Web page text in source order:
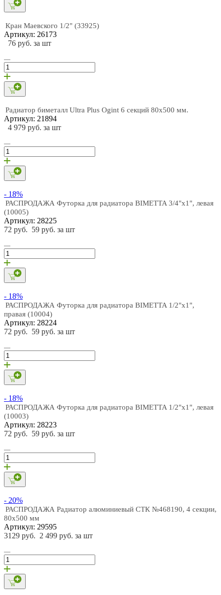
Кран Маевского 1/2" (33925)
Артикул: 26173
76 руб. за шт
Радиатор биметалл Ultra Plus Ogint 6 секций 80х500 мм.
Артикул: 21894
4 979 руб. за шт
- 18%
РАСПРОДАЖА Футорка для радиатора BIMETTA 3/4"х1", левая
(10005)
Артикул: 28225
72 руб. 59 руб. за шт
- 18%
РАСПРОДАЖА Футорка для радиатора BIMETTA 1/2"х1",
правая (10004)
Артикул: 28224
72 руб. 59 руб. за шт
- 18%
РАСПРОДАЖА Футорка для радиатора BIMETTA 1/2"х1", левая
(10003)
Артикул: 28223
72 руб. 59 руб. за шт
- 20%
РАСПРОДАЖА Радиатор алюминиевый СТК №468190, 4 секции,
80х500 мм
Артикул: 29595
3129 руб. 2 499 руб. за шт